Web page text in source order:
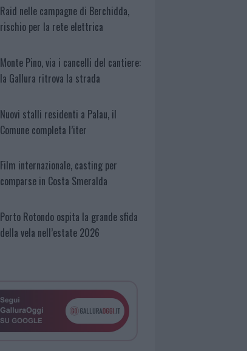
Raid nelle campagne di Berchidda,
rischio per la rete elettrica
Monte Pino, via i cancelli del cantiere:
la Gallura ritrova la strada
Nuovi stalli residenti a Palau, il
Comune completa l’iter
Film internazionale, casting per
comparse in Costa Smeralda
Porto Rotondo ospita la grande sfida
della vela nell’estate 2026